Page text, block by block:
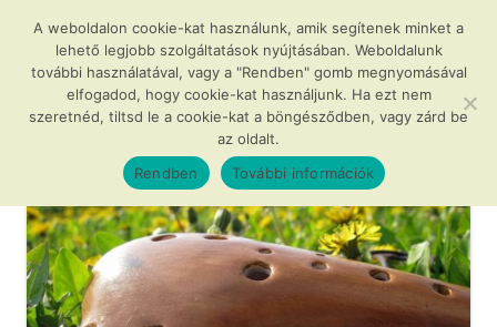
tartalomba
Agócs és a varázslatos okarínák
…avagy az okarína az új furulya!
Menü
A weboldalon cookie-kat használunk, amik segítenek minket a
lehető legjobb szolgáltatások nyújtásában. Weboldalunk
további használatával, vagy a "Rendben" gomb megnyomásával
elfogadod, hogy cookie-kat használjunk. Ha ezt nem
szeretnéd, tiltsd le a cookie-kat a böngésződben, vagy zárd be
az oldalt.
Rendben
További információk